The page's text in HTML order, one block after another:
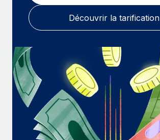
En savoir plus
Découvrir la tarification